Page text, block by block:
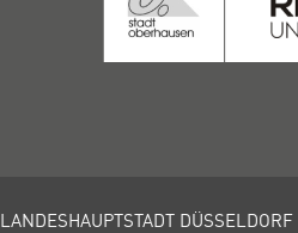
LANDESHAUPTSTADT DÜSSELDORF